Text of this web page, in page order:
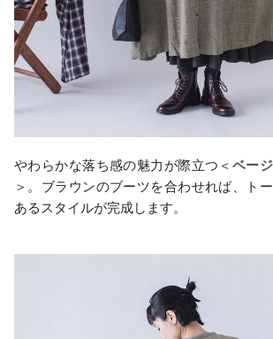
やわらかな落ち感の魅力が際立つ＜ ベー
＞。ブラウンのブーツを合わせれば、ト
あるスタイルが完成します。